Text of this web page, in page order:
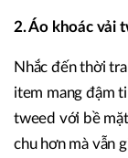
2. Áo khoác vải
Nhắc đến thời
item mang đậm
tweed với bề
chu hơn mà vẫn